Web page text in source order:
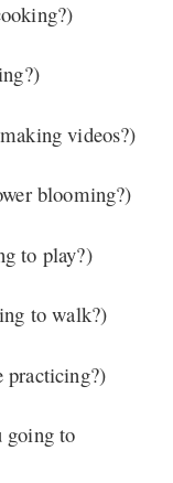
videos?)
blooming?)
to play?)
to walk?)
practicing?)
going to